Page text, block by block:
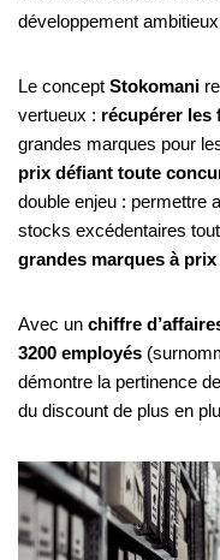
développement
Le concept Stokomani
vertueux : récupérer les
grandes marques pour
prix défiant toute
double enjeu : permettre
stocks excédentaires
grandes marques à prix
Avec un chiffre
3200 employés
démontre la pertinence
du discount de plus en